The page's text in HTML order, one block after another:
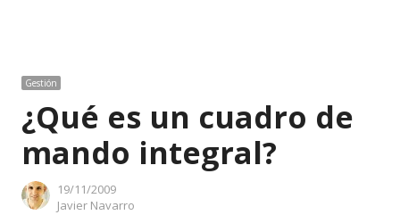
Gestión
¿Qué es un cuadro de
mando integral?
19/11/2009
Author
Javier Navarro